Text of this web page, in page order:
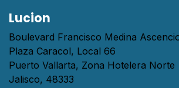
Lucion
Boulevard Francisco Medina
Plaza Caracol, Local 66
Puerto Vallarta, Zona Hotelera Norte
Jalisco, 48333